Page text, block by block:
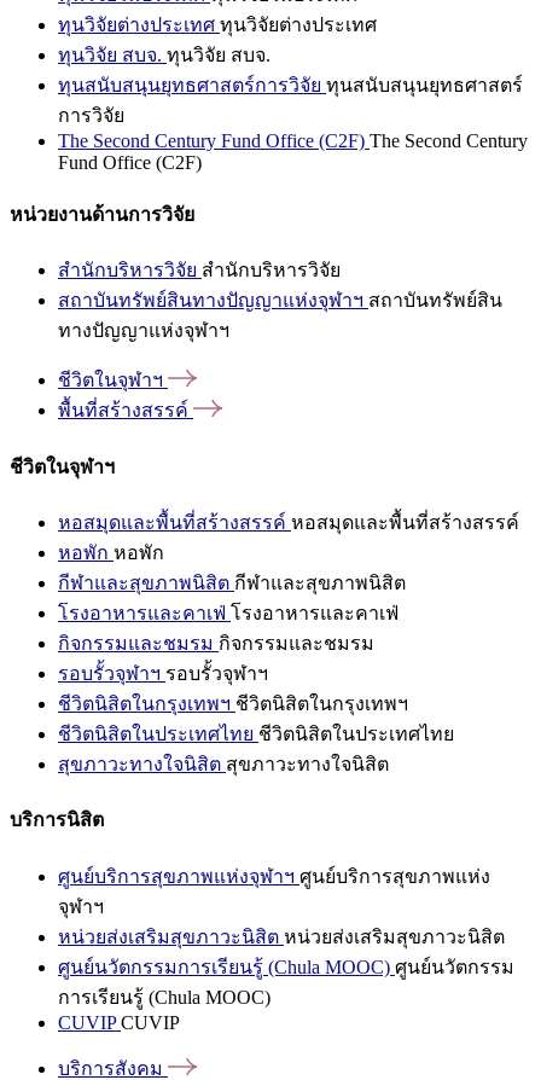
ทุนวิจัยต่างประเทศ ทุนวิจัยต่างประเทศ
ทุนวิจัย สบจ. ทุนวิจัย สบจ.
ทุนสนับสนุนยุทธศาสตร์การวิจัย ทุนสนับสนุนยุทธศาสตร์
การวิจัย
The Second Century Fund Office (C2F) The Second Century
Fund Office (C2F)
หน่วยงานด้านการวิจัย
สำนักบริหารวิจัย สำนักบริหารวิจัย
สถาบันทรัพย์สินทางปัญญาแห่งจุฬาฯ สถาบันทรัพย์สิน
ทางปัญญาแห่งจุฬาฯ
ชีวิตในจุฬาฯ
พื้นที่สร้างสรรค์
ชีวิตในจุฬาฯ
หอสมุดและพื้นที่สร้างสรรค์ หอสมุดและพื้นที่สร้างสรรค์
หอพัก หอพัก
กีฬาและสุขภาพนิสิต กีฬาและสุขภาพนิสิต
โรงอาหารและคาเฟ่ โรงอาหารและคาเฟ่
กิจกรรมและชมรม กิจกรรมและชมรม
รอบรั้วจุฬาฯ รอบรั้วจุฬาฯ
ชีวิตนิสิตในกรุงเทพฯ ชีวิตนิสิตในกรุงเทพฯ
ชีวิตนิสิตในประเทศไทย ชีวิตนิสิตในประเทศไทย
สุขภาวะทางใจนิสิต สุขภาวะทางใจนิสิต
บริการนิสิต
ศูนย์บริการสุขภาพแห่งจุฬาฯ ศูนย์บริการสุขภาพแห่ง
จุฬาฯ
หน่วยส่งเสริมสุขภาวะนิสิต หน่วยส่งเสริมสุขภาวะนิสิต
ศูนย์นวัตกรรมการเรียนรู้ (Chula MOOC) ศูนย์นวัตกรรม
การเรียนรู้ (Chula MOOC)
CUVIPCUVIP
บริการสังคม